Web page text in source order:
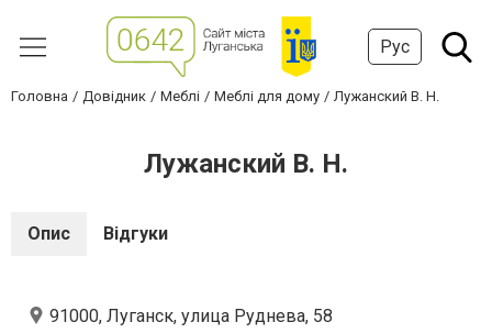
Рус
Головна Довідник Меблі Меблі для дому Лужанский В. Н.
Лужанский В. Н.
Опис Відгуки
91000, Луганск, улица Руднева, 58